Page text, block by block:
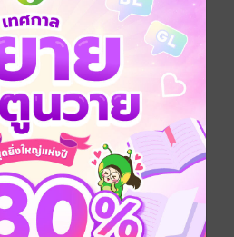
169 บาท
ดูทั้งหมด